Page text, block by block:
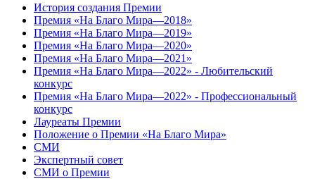
История создания Премии
Премия «На Благо Мира—2018»
Премия «На Благо Мира—2019»
Премия «На Благо Мира—2020»
Премия «На Благо Мира—2021»
Премия «На Благо Мира—2022» - Любительский
конкурс
Премия «На Благо Мира—2022» - Профессиональный
конкурс
Лауреаты Премии
Положение о Премии «На Благо Мира»
СМИ
Экспертный совет
СМИ о Премии